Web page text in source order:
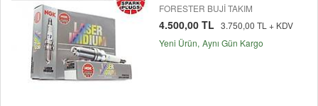
FORESTER BUJİ TAKIM
4.500,00 TL 3.750,00 TL + KDV
Yeni Ürün Aynı Gün Kargo